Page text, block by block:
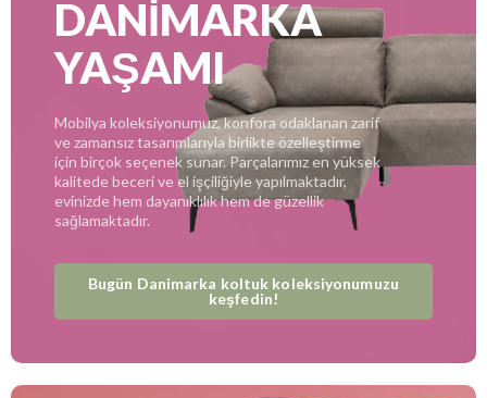
DANİMARKA
YAŞAMI
Mobilya koleksiyonumuz, konfora odaklanan zarif
ve zamansız tasarımlarıyla birlikte özelleştirme
için birçok seçenek sunar. Parçalarımız en yüksek
kalitede beceri ve el işçiliğiyle yapılmaktadır,
evinizde hem dayanıklılık hem de güzellik
sağlamaktadır.
Bugün Danimarka koltuk koleksiyonumuzu
keşfedin!